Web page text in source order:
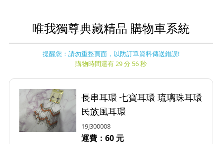
唯我獨尊典藏精品 購物車系統
提醒您：請勿重整頁面，以防訂單資料傳送錯誤!
購物時間還有 29 分 56 秒
長串耳環 七寶耳環 琉璃珠耳環
民族風耳環
19J300008
運費：60 元